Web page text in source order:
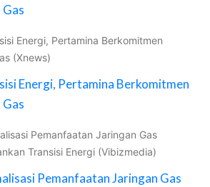
Energi, Pertamina Berkomitmen
(Xnews)
Energi, Pertamina Berkomitmen
Pemanfaatan Jaringan Gas
Transisi Energi (Vibizmedia)
Pemanfaatan Jaringan Gas